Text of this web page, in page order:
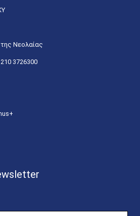
Νεολαίας
3726300